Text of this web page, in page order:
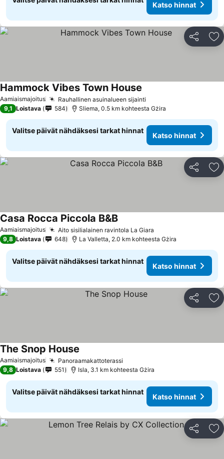
Katso hinnat
Jaa
Aamiaismajoitus Rauhallinen asuinalueen sijainti
Hammock Vibes Town House
9,1 Loistava 584 Sliema, 0.5 km kohteesta Gżira
Valitse päivät nähdäksesi tarkat hinnat
Katso hinnat
Jaa
Aamiaismajoitus Aito sisilialainen ravintola La Giara
Casa Rocca Piccola B&B
9,8 Loistava 648 La Valletta, 2.0 km kohteesta Gżira
Valitse päivät nähdäksesi tarkat hinnat
Katso hinnat
Jaa
Aamiaismajoitus Panoraamakattoterassi
The Snop House
9,8 Loistava 551 Isla, 3.1 km kohteesta Gżira
Valitse päivät nähdäksesi tarkat hinnat
Katso hinnat
Jaa